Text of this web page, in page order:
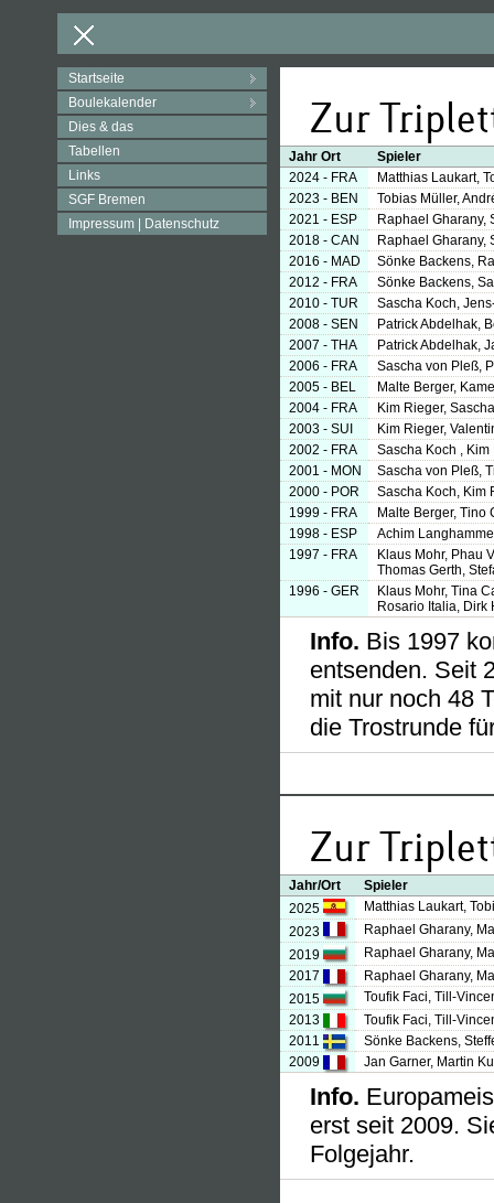
Zur
Jahr Ort
Spieler
2024 - FRA
Matthias Laukart,
2023 - BEN
Tobias Müller,
2021 - ESP
Raphael Gharany,
2018 - CAN
Raphael Gharany,
2016 - MAD
Sönke Backens,
2012 - FRA
Sönke Backens,
2010 - TUR
Sascha Koch,
2008 - SEN
Patrick Abdelhak,
2007 - THA
Patrick Abdelhak,
2006 - FRA
Sascha von Pleß,
2005 - BEL
Malte Berger,
2004 - FRA
Kim Rieger,
2003 - SUI
Kim Rieger,
2002 - FRA
Sascha Koch ,
2001 - MON
Sascha von Pleß,
2000 - POR
Sascha Koch, Kim
1999 - FRA
Malte Berger, Tino
1998 - ESP
Achim
1997 - FRA
Klaus Mohr, Phau
Thomas Gerth,
1996 - GER
Klaus Mohr, Tina
Rosario Italia, Dirk
Info. Bis 1997
entsenden. Seit
mit nur noch 48
die Trostrunde
Zur
Jahr/Ort
Spieler
2025
Matthias Laukart,
2023
Raphael Gharany,
2019
Raphael Gharany,
2017
Raphael Gharany,
2015
Toufik Faci, Till-
2013
Toufik Faci, Till-
2011
Sönke Backens,
2009
Jan Garner, Martin
Info.
erst seit 2009.
Folgejahr.